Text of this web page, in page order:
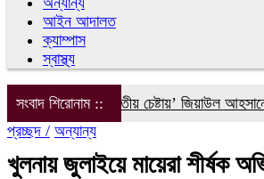
আইন আদালত
ক্যাম্পাস
স্বাস্থ্য
সংবাদ শিরোনাম ::
আলীকে ‘দ্বিতীয় চেষ্টায়’ জিয়াউল আহসানের
প্রচ্ছদ / অন্যান্য
খুলনায় জুলাইয়ে মায়েরা শীর্ষক